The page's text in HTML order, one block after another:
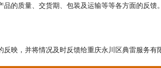
的质量、交货期、包装及运输等等各方面的反馈。
映，并将情况及时反馈给重庆永川区典雷服务有